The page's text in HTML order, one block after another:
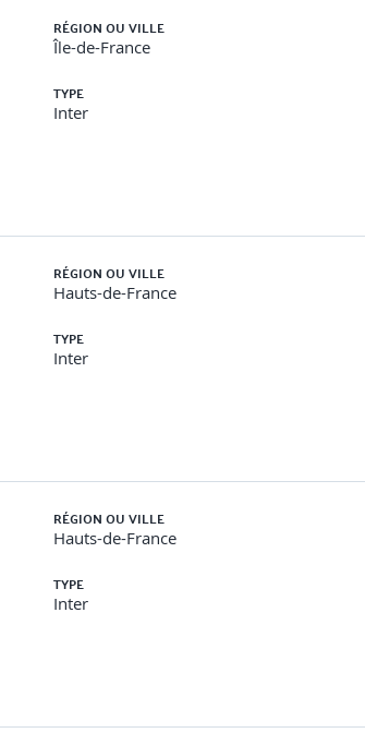
voucher (fourni par Global Knowledge)
RÉGION OU VILLE
Île-de-France
TYPE
Inter
RÉGION OU VILLE
Hauts-de-France
TYPE
Inter
RÉGION OU VILLE
Hauts-de-France
TYPE
Inter